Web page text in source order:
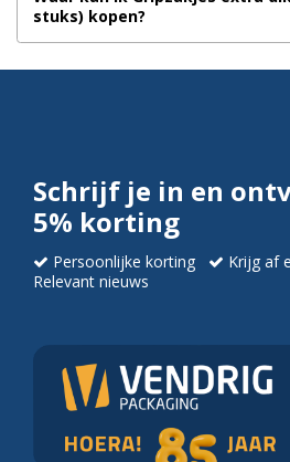
stuks) kopen?
Schrijf je in en
5% korting
Persoonlijke korting
Krijg af
Relevant nieuws